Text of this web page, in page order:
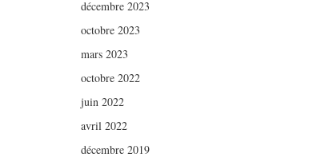
décembre 2023
octobre 2023
mars 2023
octobre 2022
juin 2022
avril 2022
décembre 2019